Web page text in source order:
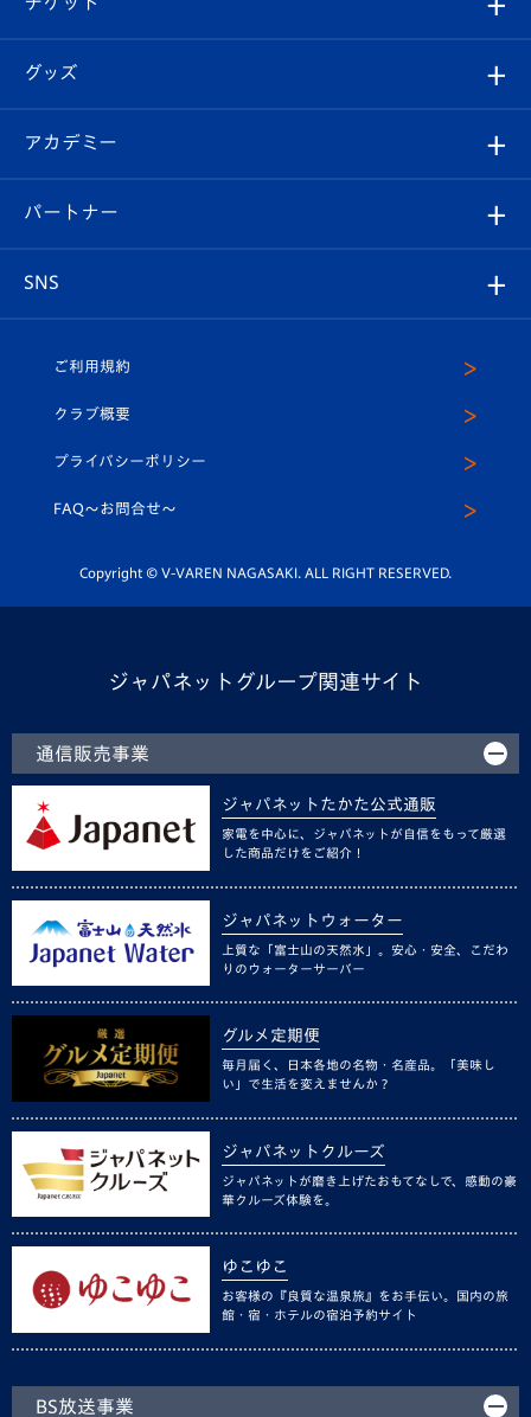
チケット
イベント
メディア
ホームタウン
エンブレム紹介
スタッフプロフィール
マスコット紹介
平和祈念活動
ホームタウン活動
はじめての観戦ガイド
Revive Team
ヴィヴィくんの長崎おもてなしガイド
フォトギャラリー
スタジアムグルメ
チケット
V-LOVERS（ファンクラブ）
プレイヤーズスイート
グッズ
オンラインショップ
店舗情報
アカデミー
育成からのお知らせ
U-18
スクール
パートナー
SNS
ヴィヴィくんインスタグラム
公式LINE＠
ご利用規約
クラブ概要
プライバシーポリシー
FAQ〜お問合せ〜
Copyright © V-VAREN NAGASAKI. ALL RIGHT RESERVED.
ジャパネットグループ関連サイト
通信販売事業
ジャパネットたかた公式通販
家電を中心に、ジャパネットが自信をもって厳選
した商品だけをご紹介！
ジャパネットウォーター
上質な「富士山の天然水」。安心・安全、こだわ
りのウォーターサーバー
グルメ定期便
毎月届く、日本各地の名物・名産品。「美味し
い」で生活を変えませんか？
ジャパネットクルーズ
ジャパネットが磨き上げたおもてなしで、感動の豪
華クルーズ体験を。
ゆこゆこ
お客様の『良質な温泉旅』をお手伝い。国内の旅
館・宿・ホテルの宿泊予約サイト
BS放送事業